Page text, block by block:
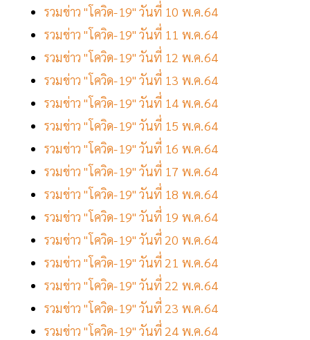
รวมข่าว "โควิด-19" วันที่ 10 พ.ค.64
รวมข่าว "โควิด-19" วันที่ 11 พ.ค.64
รวมข่าว "โควิด-19" วันที่ 12 พ.ค.64
รวมข่าว "โควิด-19" วันที่ 13 พ.ค.64
รวมข่าว "โควิด-19" วันที่ 14 พ.ค.64
รวมข่าว "โควิด-19" วันที่ 15 พ.ค.64
รวมข่าว "โควิด-19" วันที่ 16 พ.ค.64
รวมข่าว "โควิด-19" วันที่ 17 พ.ค.64
รวมข่าว "โควิด-19" วันที่ 18 พ.ค.64
รวมข่าว "โควิด-19" วันที่ 19 พ.ค.64
รวมข่าว "โควิด-19" วันที่ 20 พ.ค.64
รวมข่าว "โควิด-19" วันที่ 21 พ.ค.64
รวมข่าว "โควิด-19" วันที่ 22 พ.ค.64
รวมข่าว "โควิด-19" วันที่ 23 พ.ค.64
รวมข่าว "โควิด-19" วันที่ 24 พ.ค.64